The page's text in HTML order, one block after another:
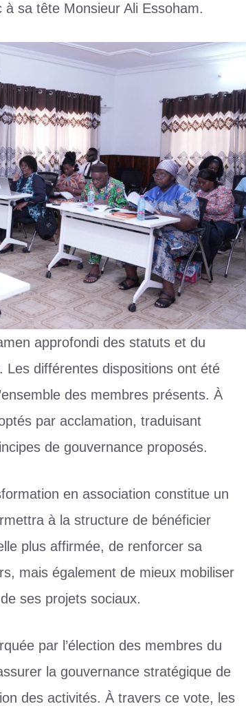
sa tête Monsieur Ali Essoham.
approfondi des statuts et du
Les différentes dispositions ont été
des membres présents. À
par acclamation, traduisant
de gouvernance proposés.
en association constitue un
à la structure de bénéficier
plus affirmée, de renforcer sa
mais également de mieux mobiliser
ses projets sociaux.
par l’élection des membres du
la gouvernance stratégique de
des activités. À travers ce vote, les